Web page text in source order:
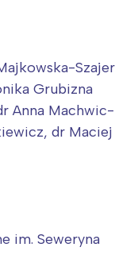
Szajer
Grubizna
Anna Machwic-
dr Maciej
im. Seweryna